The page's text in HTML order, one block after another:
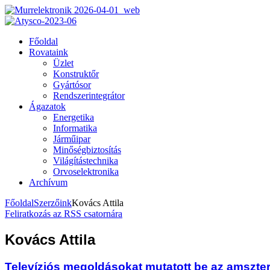
Főoldal
Rovataink
Üzlet
Konstruktőr
Gyártósor
Rendszerintegrátor
Ágazatok
Energetika
Informatika
Járműipar
Minőségbiztosítás
Világítástechnika
Orvoselektronika
Archívum
FőoldalSzerzőinkKovács Attila
Feliratkozás az RSS csatornára
Kovács Attila
Televíziós megoldásokat mutatott be az